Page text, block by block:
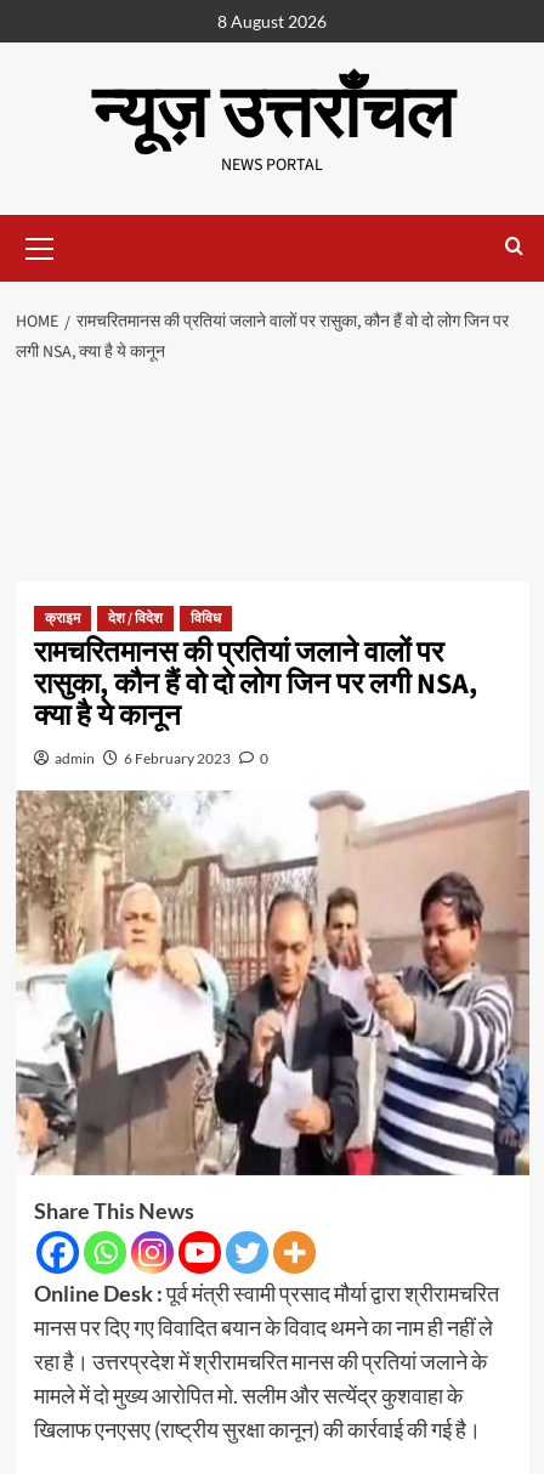
8 August 2026
न्यूज़ उत्तराँचल
NEWS PORTAL
HOME
रामचरितमानस की प्रतियां जलाने वालों पर रासुका, कौन हैं वो दो लोग जिन पर
लगी NSA, क्या है ये कानून
क्राइम देश / विदेश विविध
रामचरितमानस की प्रतियां जलाने वालों पर
रासुका, कौन हैं वो दो लोग जिन पर लगी NSA,
क्या है ये कानून
admin 6 February 2023 0
Share This News
Online Desk :पूर्व मंत्री स्वामी प्रसाद मौर्या द्वारा श्रीरामचरित
मानस पर दिए गए विवादित बयान के विवाद थमने का नाम ही नहीं ले
रहा है। उत्तरप्रदेश में श्रीरामचरित मानस की प्रतियां जलाने के
मामले में दो मुख्य आरोपित मो. सलीम और सत्येंद्र कुशवाहा के
खिलाफ एनएसए (राष्ट्रीय सुरक्षा कानून) की कार्रवाई की गई है।